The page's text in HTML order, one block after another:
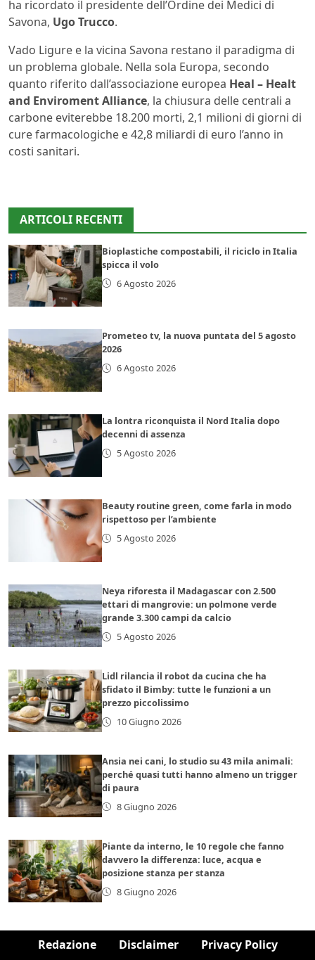
ha ricordato il presidente dell’Ordine dei Medici di
Savona, Ugo Trucco.
Vado Ligure e la vicina Savona restano il paradigma di
un problema globale. Nella sola Europa, secondo
quanto riferito dall’associazione europea Heal – Healt
and Enviroment Alliance, la chiusura delle centrali a
carbone eviterebbe 18.200 morti, 2,1 milioni di giorni di
cure farmacologiche e 42,8 miliardi di euro l’anno in
costi sanitari.
ARTICOLI RECENTI
Bioplastiche compostabili, il riciclo in Italia
spicca il volo
6 Agosto 2026
Prometeo tv, la nuova puntata del 5 agosto
2026
6 Agosto 2026
La lontra riconquista il Nord Italia dopo
decenni di assenza
5 Agosto 2026
Beauty routine green, come farla in modo
rispettoso per l’ambiente
5 Agosto 2026
Neya riforesta il Madagascar con 2.500
ettari di mangrovie: un polmone verde
grande 3.300 campi da calcio
5 Agosto 2026
Lidl rilancia il robot da cucina che ha
sfidato il Bimby: tutte le funzioni a un
prezzo piccolissimo
10 Giugno 2026
Ansia nei cani, lo studio su 43 mila animali:
perché quasi tutti hanno almeno un trigger
di paura
8 Giugno 2026
Piante da interno, le 10 regole che fanno
davvero la differenza: luce, acqua e
posizione stanza per stanza
8 Giugno 2026
Redazione Disclaimer Privacy Policy